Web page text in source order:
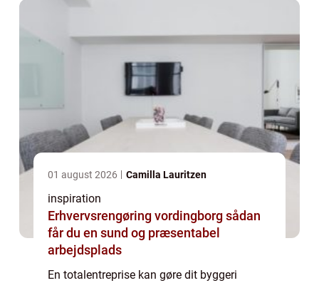
01 august 2026 Camilla Lauritzen
inspiration
Erhvervsrengøring vordingborg sådan
får du en sund og præsentabel
arbejdsplads
En totalentreprise kan gøre dit byggeri